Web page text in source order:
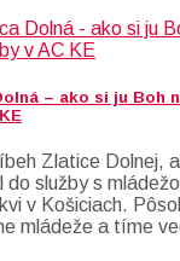
– ako si ju Boh
Zlatice Dolnej,
do služby s
v Košiciach.
mládeže a tíme